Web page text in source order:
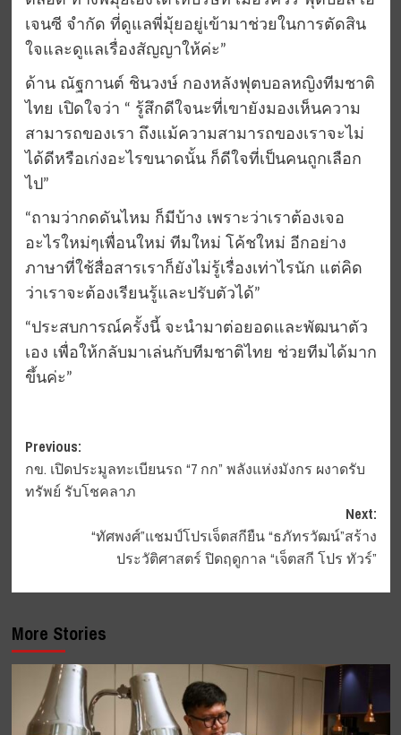
เจนซี จำกัด ที่ดูแลพี่มุ้ยอยู่เข้ามาช่วยในการตัดสิน
ใจและดูแลเรื่องสัญญาให้ค่ะ”
ด้าน ณัฐกานต์ ชินวงษ์ กองหลังฟุตบอลหญิงทีมชาติ
ไทย เปิดใจว่า “ รู้สึกดีใจนะที่เขายังมองเห็นความ
สามารถของเรา ถึงแม้ความสามารถของเราจะไม่
ได้ดีหรือเก่งอะไรขนาดนั้น ก็ดีใจที่เป็นคนถูกเลือก
ไป”
“ถามว่ากดดันไหม ก็มีบ้าง เพราะว่าเราต้องเจอ
อะไรใหม่ๆเพื่อนใหม่ ทีมใหม่ โค้ชใหม่ อีกอย่าง
ภาษาที่ใช้สื่อสารเราก็ยังไม่รู้เรื่องเท่าไรนัก แต่คิด
ว่าเราจะต้องเรียนรู้และปรับตัวได้”
“ประสบการณ์ครั้งนี้ จะนำมาต่อยอดและพัฒนาตัว
เอง เพื่อให้กลับมาเล่นกับทีมชาติไทย ช่วยทีมได้มาก
ขึ้นค่ะ”
Post
navigation
Previous:
กข. เปิดประมูลทะเบียนรถ “7 กก” พลังแห่งมังกร ผงาดรับ
ทรัพย์ รับโชคลาภ
Next:
“ทัศพงศ์”แชมป์โปรเจ็ตสกียืน “ธภัทรวัฒน์”สร้าง
ประวัติศาสตร์ ปิดฤดูกาล “เจ็ตสกี โปร ทัวร์”
More Stories